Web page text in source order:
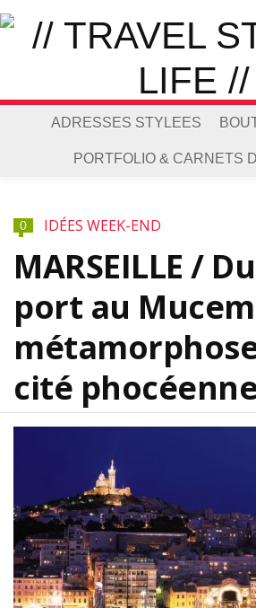
ADRESSES STYLEES
PORTFOLIO & CARNETS
0 IDÉES WEEK-END
MARSEILLE /
port au
cité